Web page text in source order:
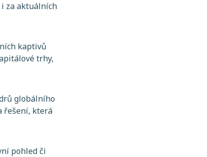
za aktuálních
kaptivů
trhy,
globálního
řešení, která
pohled či